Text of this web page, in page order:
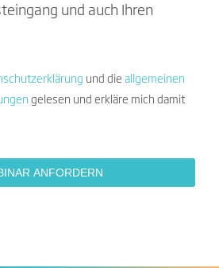
und auch Ihren
und die allgemeinen
gelesen und erkläre mich damit